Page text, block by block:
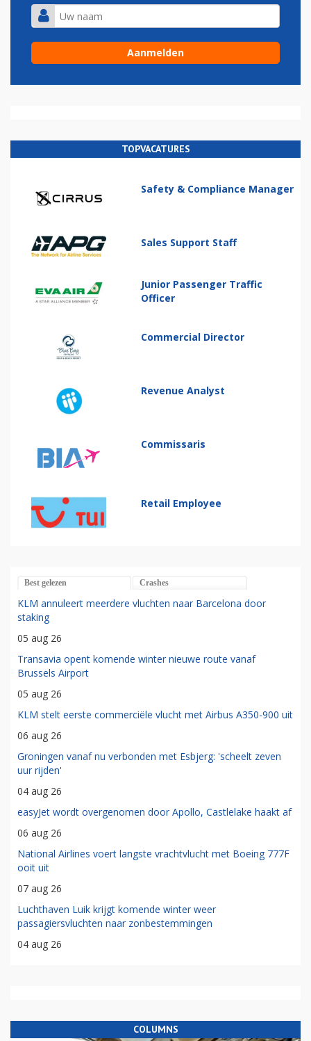
TOPVACATURES
Safety & Compliance Manager
Sales Support Staff
Junior Passenger Traffic
Officer
Commercial Director
Revenue Analyst
Commissaris
Retail Employee
Best gelezen Crashes
KLM annuleert meerdere vluchten naar Barcelona door
staking
05 aug 26
Transavia opent komende winter nieuwe route vanaf
Brussels Airport
05 aug 26
KLM stelt eerste commerciële vlucht met Airbus A350-900 uit
06 aug 26
Groningen vanaf nu verbonden met Esbjerg: 'scheelt zeven
uur rijden'
04 aug 26
easyJet wordt overgenomen door Apollo, Castlelake haakt af
06 aug 26
National Airlines voert langste vrachtvlucht met Boeing 777F
ooit uit
07 aug 26
Luchthaven Luik krijgt komende winter weer
passagiersvluchten naar zonbestemmingen
04 aug 26
COLUMNS